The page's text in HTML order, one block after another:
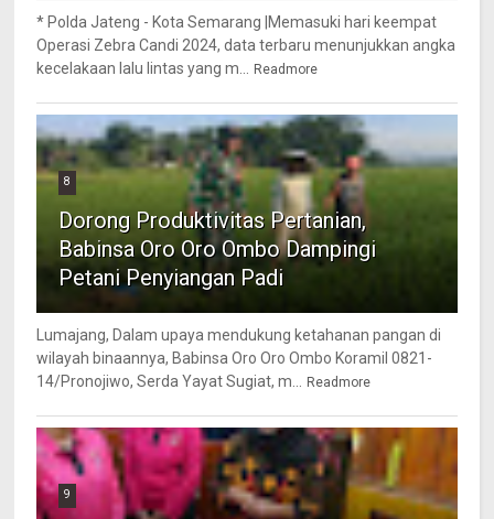
* Polda Jateng - Kota Semarang |Memasuki hari keempat
Operasi Zebra Candi 2024, data terbaru menunjukkan angka
kecelakaan lalu lintas yang m...
Readmore
8
Dorong Produktivitas Pertanian,
Babinsa Oro Oro Ombo Dampingi
Petani Penyiangan Padi
Lumajang, Dalam upaya mendukung ketahanan pangan di
wilayah binaannya, Babinsa Oro Oro Ombo Koramil 0821-
14/Pronojiwo, Serda Yayat Sugiat, m...
Readmore
9